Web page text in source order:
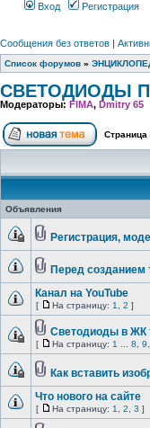
Вход Регистрация
Сообщения без ответов |
Список форумов »
СВЕТОДИОДЫ
Модераторы: FIMA, Dmitry 65
Страница
Объявления
Регистрация,
Перед созданием
Канал на YouTube
[ На страницу: 1 2 ]
Светодиоды в ЖК
[ На страницу: 1 8 9
Как вставить
Что нового на сайте
[ На страницу: 1 2 3 ]